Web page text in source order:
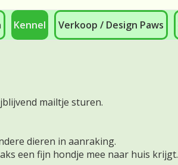
Kennel Verkoop / Design Paws
mailtje sturen.
dieren in aanraking.
een fijn hondje mee naar huis krijgt.